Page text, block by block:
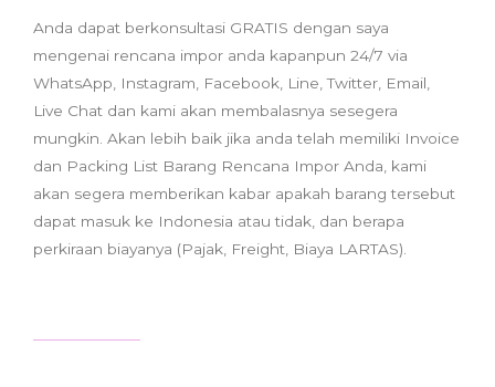
Anda dapat berkonsultasi GRATIS dengan saya
mengenai rencana impor anda kapanpun 24/7 via
WhatsApp, Instagram, Facebook, Line, Twitter, Email,
Live Chat dan kami akan membalasnya sesegera
mungkin. Akan lebih baik jika anda telah memiliki Invoice
dan Packing List Barang Rencana Impor Anda, kami
akan segera memberikan kabar apakah barang tersebut
dapat masuk ke Indonesia atau tidak, dan berapa
perkiraan biayanya (Pajak, Freight, Biaya LARTAS).